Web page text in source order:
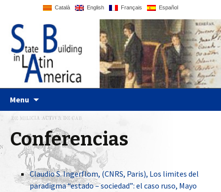
Català English Français Español
Statebglat
Just another WordPress site
Menu
Conferencias
Claudio S. Ingerflom, (CNRS, Paris), Los limites del
paradigma “estado – sociedad”: el caso ruso, Mayo